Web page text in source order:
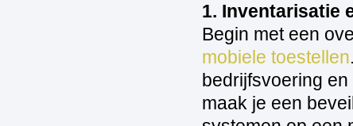
1. Inventarisatie
Begin met een
mobiele toestellen
bedrijfsvoering
maak je een